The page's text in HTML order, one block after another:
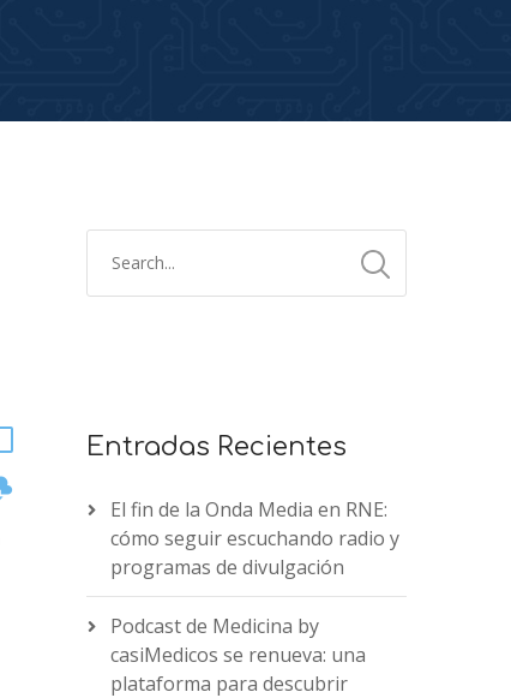
Entradas Recientes
El fin de la Onda Media en RNE:
cómo seguir escuchando radio y
programas de divulgación
Podcast de Medicina by
casiMedicos se renueva: una
plataforma para descubrir